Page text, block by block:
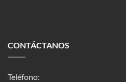
CONTÁCTANOS
Teléfono: